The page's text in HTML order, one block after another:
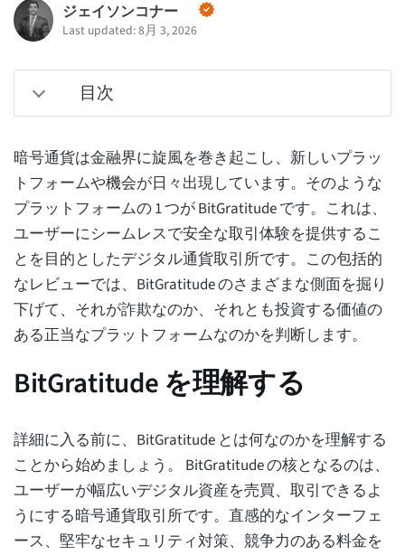
ジェイソンコナー
Last updated: 8月 3, 2026
目次
暗号通貨は金融界に旋風を巻き起こし、新しいプラッ
トフォームや機会が日々出現しています。そのような
プラットフォームの 1 つが BitGratitude です。これは、
ユーザーにシームレスで安全な取引体験を提供するこ
とを目的としたデジタル通貨取引所です。この包括的
なレビューでは、BitGratitude のさまざまな側面を掘り
下げて、それが詐欺なのか、それとも投資する価値の
ある正当なプラットフォームなのかを判断します。
BitGratitude を理解する
詳細に入る前に、BitGratitude とは何なのかを理解する
ことから始めましょう。 BitGratitude の核となるのは、
ユーザーが幅広いデジタル資産を売買、取引できるよ
うにする暗号通貨取引所です。直感的なインターフェ
ース、堅牢なセキュリティ対策、競争力のある料金を